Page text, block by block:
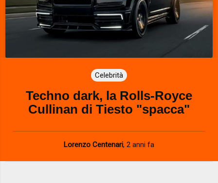
Celebrità
Techno dark, la Rolls-Royce
Cullinan di Tiesto "spacca"
Lorenzo Centenari, 2 anni fa